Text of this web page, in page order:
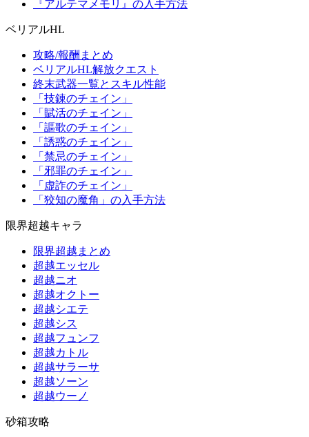
『アルテマメモリ』の入手方法
ベリアルHL
攻略/報酬まとめ
ベリアルHL解放クエスト
終末武器一覧とスキル性能
「技錬のチェイン」
「賦活のチェイン」
「謳歌のチェイン」
「誘惑のチェイン」
「禁忌のチェイン」
「邪罪のチェイン」
「虚詐のチェイン」
「狡知の魔角」の入手方法
限界超越キャラ
限界超越まとめ
超越エッセル
超越ニオ
超越オクトー
超越シエテ
超越シス
超越フュンフ
超越カトル
超越サラーサ
超越ソーン
超越ウーノ
砂箱攻略